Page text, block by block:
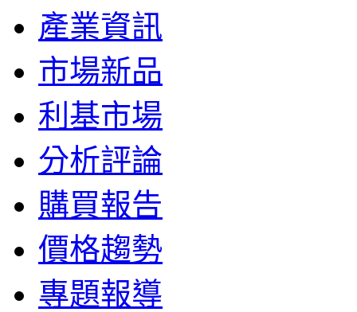
產業資訊
市場新品
利基市場
分析評論
購買報告
價格趨勢
專題報導